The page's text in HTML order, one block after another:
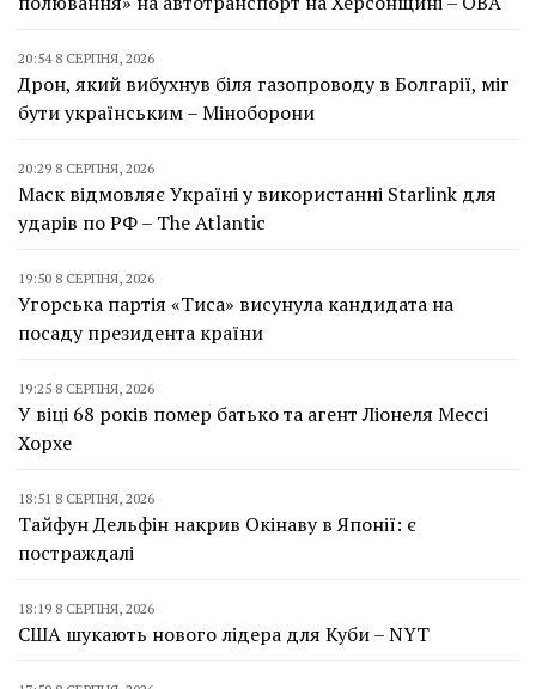
20:54 8 СЕРПНЯ, 2026
Дрон, який вибухнув біля газопроводу в Болгарії, міг
бути українським – Міноборони
20:29 8 СЕРПНЯ, 2026
Маск відмовляє Україні у використанні Starlink для
ударів по РФ – The Atlantic
19:50 8 СЕРПНЯ, 2026
Угорська партія «Тиса» висунула кандидата на
посаду президента країни
19:25 8 СЕРПНЯ, 2026
У віці 68 років помер батько та агент Ліонеля Мессі
Хорхе
18:51 8 СЕРПНЯ, 2026
Тайфун Дельфін накрив Окінаву в Японії: є
постраждалі
18:19 8 СЕРПНЯ, 2026
США шукають нового лідера для Куби – NYT